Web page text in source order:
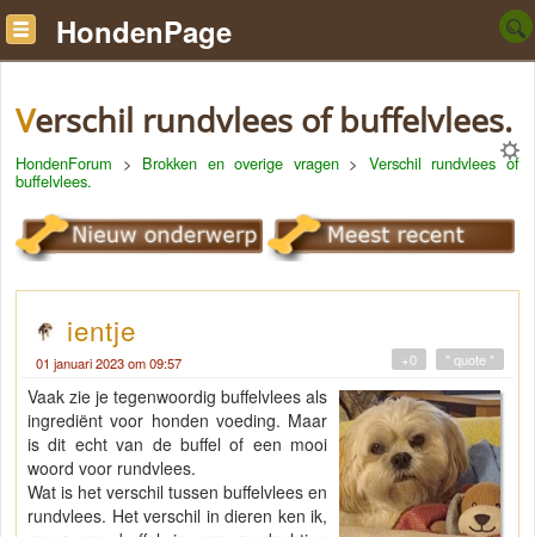
HondenPage
Verschil rundvlees of buffelvlees.
HondenForum > Brokken en overige vragen> Verschil rundvlees of
buffelvlees.
ientje
01 januari 2023 om 09:57 " quote "
+0
Vaak zie je tegenwoordig buffelvlees als
ingrediënt voor honden voeding. Maar
is dit echt van de buffel of een mooi
woord voor rundvlees.
Wat is het verschil tussen buffelvlees en
rundvlees. Het verschil in dieren ken ik,